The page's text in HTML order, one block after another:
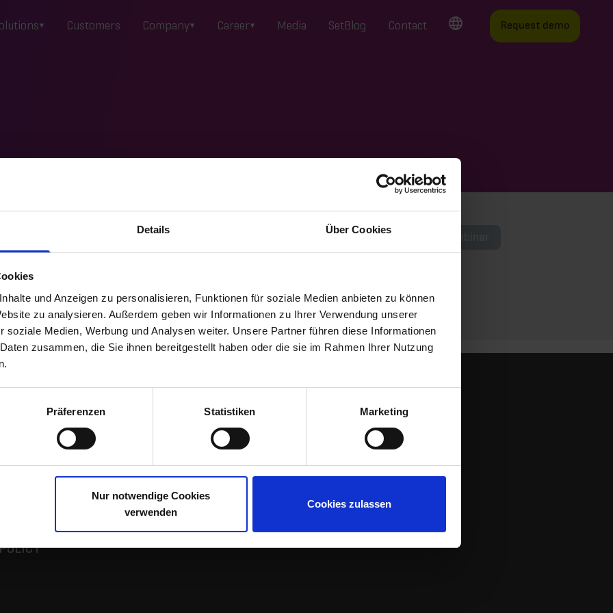
Details Über Cookies
und Anzeigen zu personalisieren, Funktionen für soziale Medien anbieten zu können
zu analysieren. Außerdem geben wir Informationen zu Ihrer Verwendung unserer
soziale Medien, Werbung und Analysen weiter. Unsere Partner führen diese Informationen
zusammen, die Sie ihnen bereitgestellt haben oder die sie im Rahmen Ihrer Nutzung
Präferenzen Statistiken Marketing
Nur notwendige Cookies
verwenden
Cookies zulassen
Customers Company Career Media SetBlog Contact Request demo
Sheets Data analysis Podcast
Case Studies
Checklists
Fact Sheets
SetBlog
CONTACT